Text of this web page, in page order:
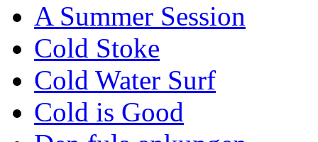
A Summer Session
Cold Stoke
Cold Water Surf
Cold is Good